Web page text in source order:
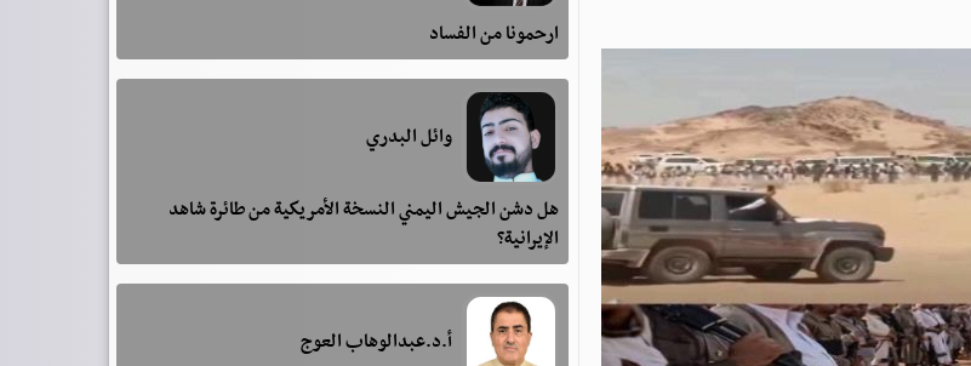
ارحمونا من الفساد
وائل البدري
هل دشن الجيش اليمني النسخة الأمريكية من طائرة شاهد
الإيرانية؟
أ.د.عبدالوهاب العوج